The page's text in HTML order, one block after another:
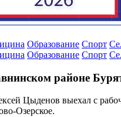
Образование Спорт
Образование Спорт
районе
Цыденов выехал с
Озерское.